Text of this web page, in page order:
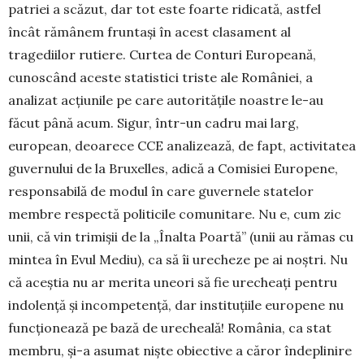
patriei a scăzut, dar tot este foarte ridicată, astfel
încât rămânem fruntași în acest clasament al
tragediilor rutiere. Curtea de Conturi Europeană,
cunoscând aceste statistici triste ale României, a
analizat acțiunile pe care autoritățile noastre le-au
făcut până acum. Sigur, într-un cadru mai larg,
european, deoarece CCE analizează, de fapt, activitatea
guvernului de la Bruxelles, adică a Comisiei Europene,
responsabilă de modul în care guvernele statelor
membre respectă politicile comunitare. Nu e, cum zic
unii, că vin trimișii de la „Înalta Poartă” (unii au rămas cu
mintea în Evul Mediu), ca să îi urecheze pe ai noștri. Nu
că aceștia nu ar merita uneori să fie urecheați pentru
indolență și incompetență, dar instituțiile europene nu
funcționează pe bază de urecheală! România, ca stat
membru, și-a asumat niște obiective a căror îndeplinire